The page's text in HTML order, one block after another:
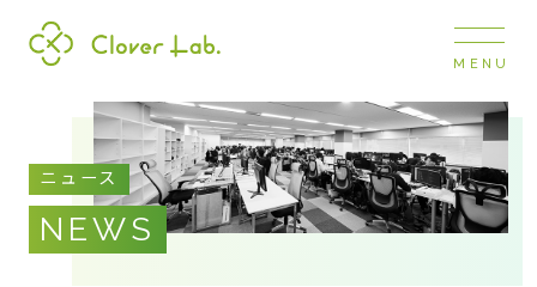
COMPANY
企業情報
ナビ
MENU
ニュース
NEWS